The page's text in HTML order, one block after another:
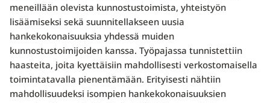
meneillään olevista kunnostustoimista, yhteistyön
lisäämiseksi sekä suunnitellakseen uusia
hankekokonaisuuksia yhdessä muiden
kunnostustoimijoiden kanssa. Työpajassa tunnistettiin
haasteita, joita kyettäisiin mahdollisesti verkostomaisella
toimintatavalla pienentämään. Erityisesti nähtiin
mahdollisuudeksi isompien hankekokonaisuuksien